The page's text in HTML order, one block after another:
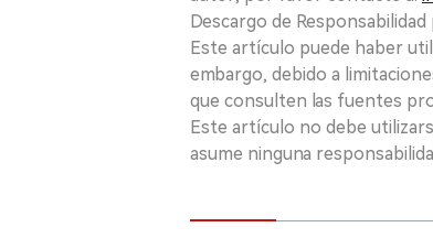
Descargo de
Este artículo puede haber
embargo, debido a
que consulten las fuentes
Este artículo no debe
asume ninguna